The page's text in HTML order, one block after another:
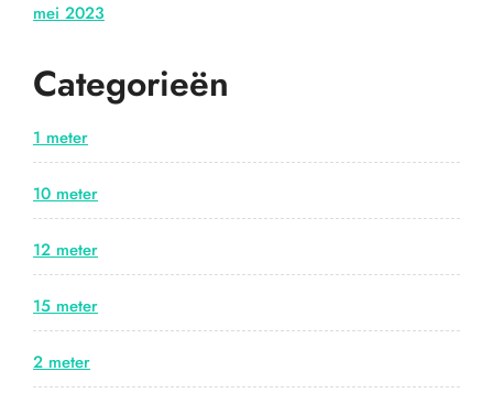
mei 2023
Categorieën
1 meter
10 meter
12 meter
15 meter
2 meter